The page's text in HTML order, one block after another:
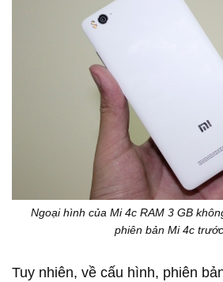
Ngoại hình của Mi 4c RAM 3 GB
phiên bản Mi 4c
Tuy nhiên, về cấu hình, phiên